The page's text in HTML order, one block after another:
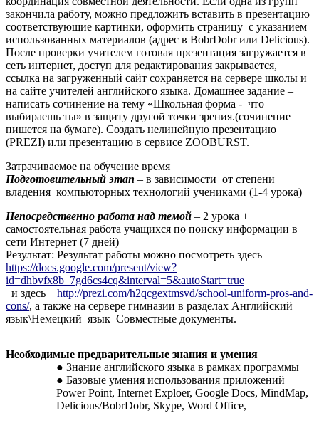
закончила работу, можно предложить вставить в презентацию
соответствующие картинки, оформить страницу с указанием
использованных материалов (адрес в BobrDobr или Delicious).
После проверки учителем готовая презентация загружается в
сеть интернет, доступ для редактирования закрывается,
ссылка на загруженный сайт сохраняется на сервере школы и
на сайте учителей английского языка. Домашнее задание –
написать сочинение на тему «Школьная форма - что
выбираешь ты» в защиту другой точки зрения.(сочинение
пишется на бумаге). Создать нелинейную презентацию
(PREZI) или презентацию в сервисе ZOOBURST.
Затрачиваемое на обучение время
Подготовительный этап – в зависимости от степени
владения компьюторных технологий учениками (1-4 урока)
Непосредственно работа над темой – 2 урока +
самостоятельная работа учащихся по поиску информации в
сети Интернет (7 дней)
Результат: Результат работы можно посмотреть здесь
https://docs.google.com/present/view?
id=dhbvfx8b_7gd6cs4cq&interval=5&autoStart=true
и здесь http://prezi.com/h2qcgextmsvd/school-uniform-pros-and-
cons/, а также на сервере гимназии в разделах Английский
язык\Немецкий язык Совместные документы.
Необходимые предварительные знания и умения
Знание английского языка в рамках программы
Базовые умения использования приложений
Power Point, Internet Exploer, Google Docs, MindMap,
Delicious/BobrDobr, Skype, Word Office,